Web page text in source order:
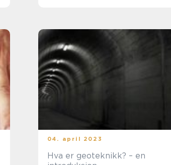
04. april 2023
Hva er geoteknikk? – en